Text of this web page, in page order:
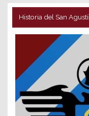
Historia del San